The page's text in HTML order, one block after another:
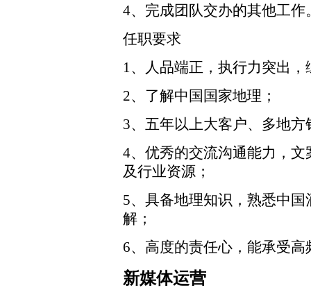
4、完成团队交办的其他工作
任职要求
1、人品端正，执行力突出，
2、了解中国国家地理；
3、五年以上大客户、多地方
4、优秀的交流沟通能力，
及行业资源；
5、具备地理知识，熟悉中
解；
6、高度的责任心，能承受
新媒体运营